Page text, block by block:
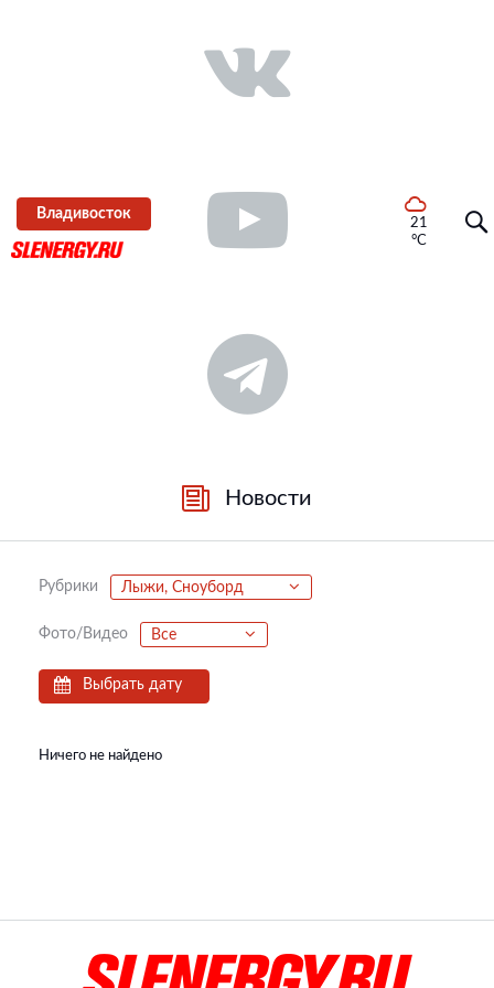
Владивосток
21
°C
Новости
Рубрики Лыжи, Сноуборд
Фото/Видео Все
Выбрать дату
Ничего не найдено